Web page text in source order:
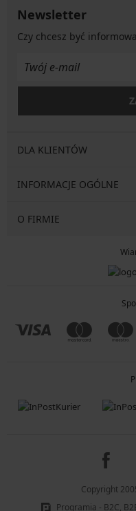
Newsletter
Czy chcesz być
DLA KLIENTÓW
INFORMACJE OGÓLNE
O FIRMIE
Copyright
Programia - B2C,